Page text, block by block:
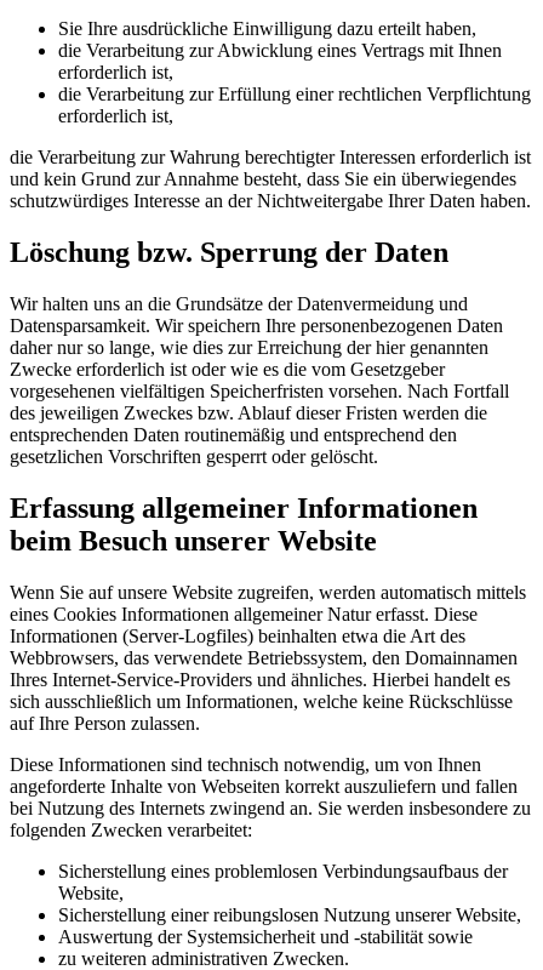
Sie Ihre ausdrückliche Einwilligung dazu erteilt haben,
die Verarbeitung zur Abwicklung eines Vertrags mit Ihnen
erforderlich ist,
die Verarbeitung zur Erfüllung einer rechtlichen Verpflichtung
erforderlich ist,
die Verarbeitung zur Wahrung berechtigter Interessen erforderlich ist
und kein Grund zur Annahme besteht, dass Sie ein überwiegendes
schutzwürdiges Interesse an der Nichtweitergabe Ihrer Daten haben.
Löschung bzw. Sperrung der Daten
Wir halten uns an die Grundsätze der Datenvermeidung und
Datensparsamkeit. Wir speichern Ihre personenbezogenen Daten
daher nur so lange, wie dies zur Erreichung der hier genannten
Zwecke erforderlich ist oder wie es die vom Gesetzgeber
vorgesehenen vielfältigen Speicherfristen vorsehen. Nach Fortfall
des jeweiligen Zweckes bzw. Ablauf dieser Fristen werden die
entsprechenden Daten routinemäßig und entsprechend den
gesetzlichen Vorschriften gesperrt oder gelöscht.
Erfassung allgemeiner Informationen
beim Besuch unserer Website
Wenn Sie auf unsere Website zugreifen, werden automatisch mittels
eines Cookies Informationen allgemeiner Natur erfasst. Diese
Informationen (Server-Logfiles) beinhalten etwa die Art des
Webbrowsers, das verwendete Betriebssystem, den Domainnamen
Ihres Internet-Service-Providers und ähnliches. Hierbei handelt es
sich ausschließlich um Informationen, welche keine Rückschlüsse
auf Ihre Person zulassen.
Diese Informationen sind technisch notwendig, um von Ihnen
angeforderte Inhalte von Webseiten korrekt auszuliefern und fallen
bei Nutzung des Internets zwingend an. Sie werden insbesondere zu
folgenden Zwecken verarbeitet:
Sicherstellung eines problemlosen Verbindungsaufbaus der
Website,
Sicherstellung einer reibungslosen Nutzung unserer Website,
Auswertung der Systemsicherheit und -stabilität sowie
zu weiteren administrativen Zwecken.